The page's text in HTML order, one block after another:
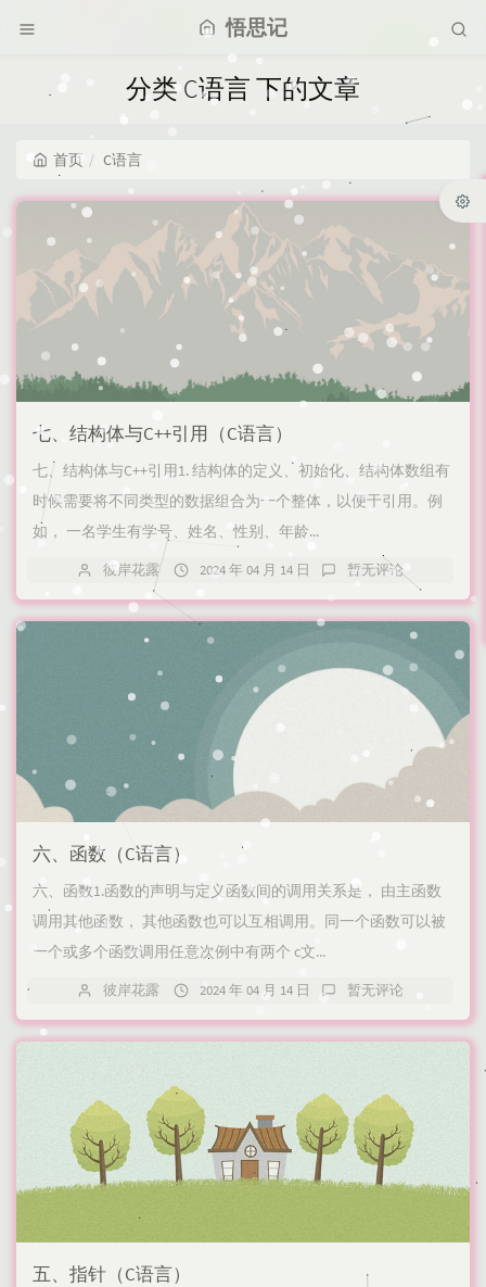
悟思记
分类 C语言 下的文章
首页 C语言
七、结构体与C++引用（C语言）
七、结构体与C++引用1. 结构体的定义、初始化、结构体数组有
时候需要将不同类型的数据组合为一个整体，以便于引用。例
如， 一名学生有学号、姓名、性别、年龄...
彼岸花露 2024 年 04 月 14 日 暂无评论
六、函数（C语言）
六、函数1.函数的声明与定义函数间的调用关系是， 由主函数
调用其他函数， 其他函数也可以互相调用。同一个函数可以被
一个或多个函数调用任意次例中有两个 c文...
彼岸花露 2024 年 04 月 14 日 暂无评论
五、指针（C语言）